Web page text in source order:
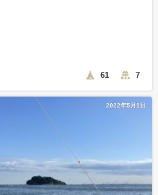
61 7
2022年5月1日